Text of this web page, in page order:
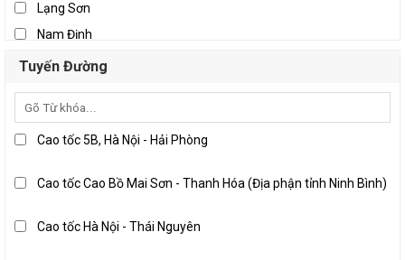
Lạng Sơn
Nam Định
Ninh Bình
Thái Nguyên
Vĩnh Phúc
Khánh Hòa
Nghệ An
Tuyến Đường
Cao tốc 5B, Hà Nội - Hải Phòng
Cao tốc Cao Bồ Mai Sơn - Thanh Hóa (Địa phận tỉnh Ninh Bình)
Cao tốc Hà Nội - Thái Nguyên